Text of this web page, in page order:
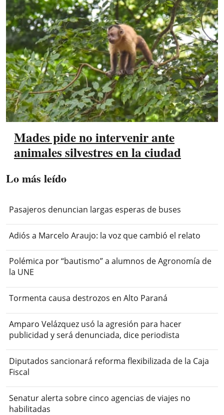
Mades pide no intervenir ante
animales silvestres en la ciudad
Lo más leído
Pasajeros denuncian largas esperas de buses
Adiós a Marcelo Araujo: la voz que cambió el relato
Polémica por “bautismo” a alumnos de Agronomía de
la UNE
Tormenta causa destrozos en Alto Paraná
Amparo Velázquez usó la agresión para hacer
publicidad y será denunciada, dice periodista
Diputados sancionará reforma flexibilizada de la Caja
Fiscal
Senatur alerta sobre cinco agencias de viajes no
habilitadas